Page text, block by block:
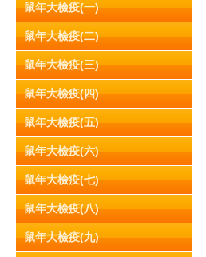
鼠年大檢疫(一)
鼠年大檢疫(二)
鼠年大檢疫(三)
鼠年大檢疫(四)
鼠年大檢疫(五)
鼠年大檢疫(六)
鼠年大檢疫(七)
鼠年大檢疫(八)
鼠年大檢疫(九)